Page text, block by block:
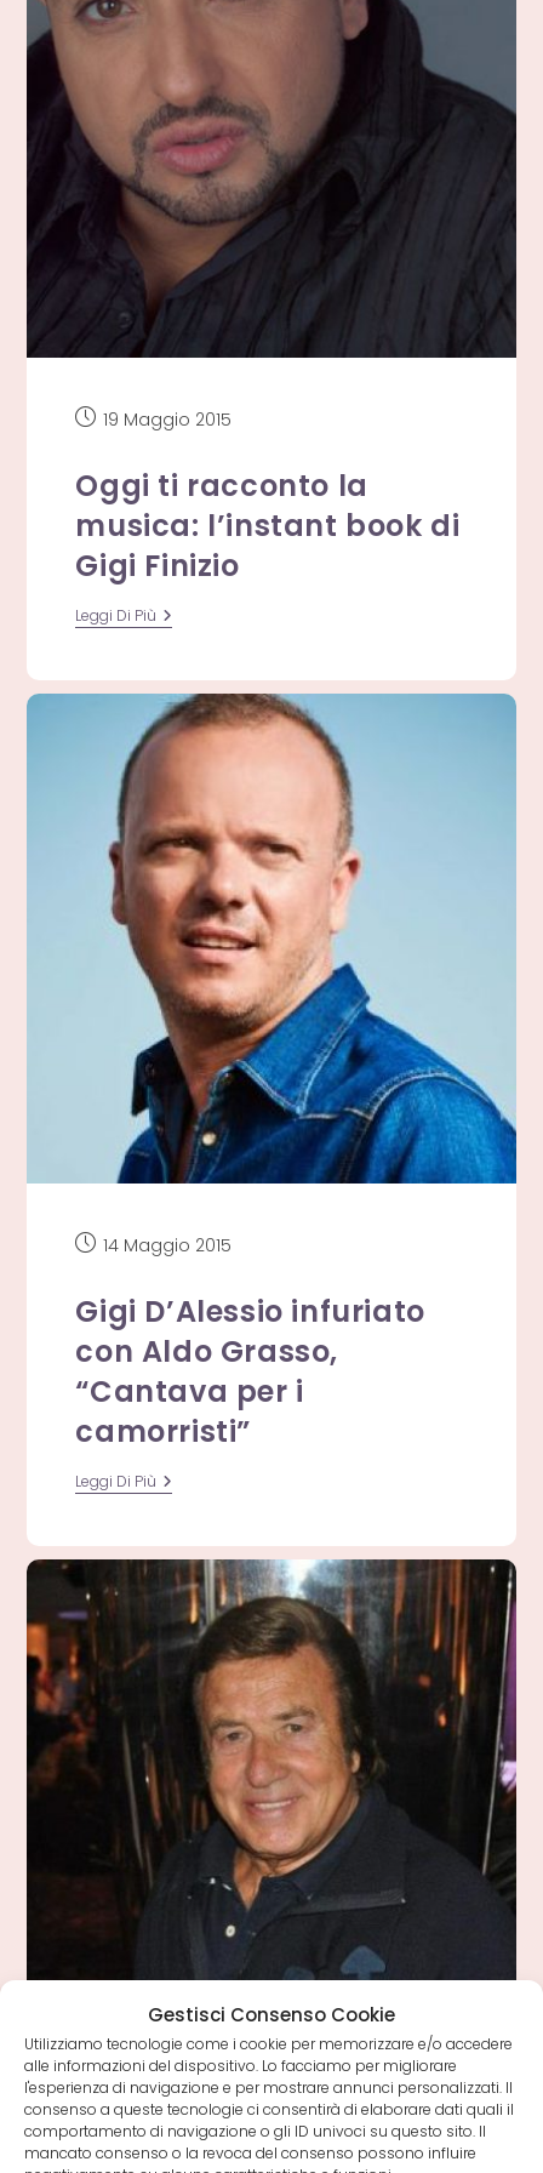
Gestisci Consenso Cookie
Utilizziamo tecnologie come i cookie per memorizzare e/o accedere
alle informazioni del dispositivo. Lo facciamo per migliorare
l'esperienza di navigazione e per mostrare annunci personalizzati. Il
consenso a queste tecnologie ci consentirà di elaborare dati quali il
comportamento di navigazione o gli ID univoci su questo sito. Il
mancato consenso o la revoca del consenso possono influire
Articolo
19 Maggio 2015
Oggi ti racconto la
musica: l’instant book di
Gigi Finizio
Leggi Di Più Oggi
Ti
Musica:
L’instant
Book
Articolo
14 Maggio 2015
Gigi D’Alessio infuriato
con Aldo Grasso,
“Cantava per i
camorristi”
Leggi Di Più Gigi
D’Alessio
Aldo
Grasso,
“Cantava
Per
Camorristi”
Articolo
pubblicato:
11 Maggio 2015